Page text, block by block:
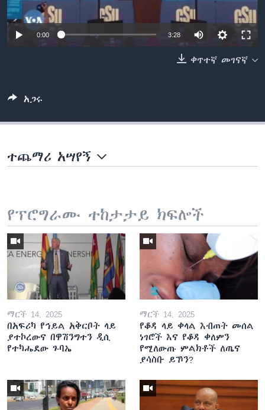
ቋንቋዎች
0:00 3:28
ቀጥተኛ መገናኛ
አጋሩ
ተጨማሪ አሣየኝ
የፕሮግራሙ ተከታታይ ክፍሎች
ማርች 14, 2025
በአፍሪካ የኅይል አቅርቦት ላይ
ያተኮረውና በዋሽንግተን ዲሲ
የተካሔደው ጉባኤ
ማርች 14, 2025
የቆዳ ላይ ቀላል እብጠት መሰል
ነገሮች እና የቆዳ ቀለምን
የሚለውጡ ምልክቶች ለጤና
ያሳስቡ ይኾን?